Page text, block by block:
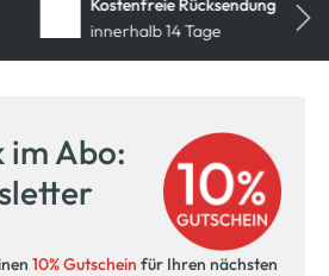
innerhalb 14 Tage
im Abo:
10% Gutschein für Ihren nächsten